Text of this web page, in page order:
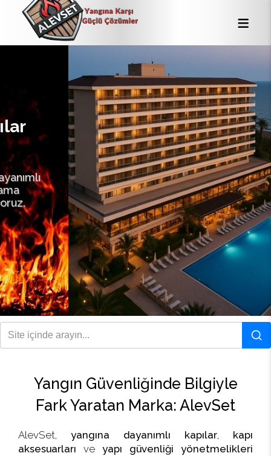
Yangın Güvenliğinde Bilgiyle
Fark Yaratan Marka: AlevSet
AlevSet, yangına dayanımlı kapılar, kapı
aksesuarları ve yapı güvenliği yönetmelikleri